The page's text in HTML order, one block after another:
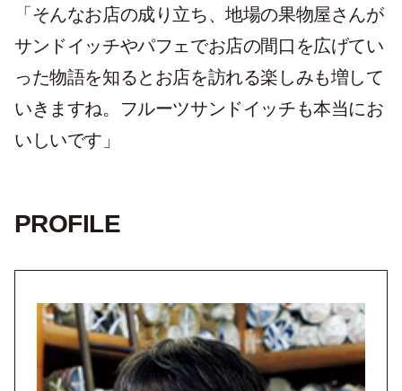
「そんなお店の成り立ち、地場の果物屋さんが
サンドイッチやパフェでお店の間口を広げてい
った物語を知るとお店を訪れる楽しみも増して
いきますね。フルーツサンドイッチも本当にお
いしいです」
PROFILE